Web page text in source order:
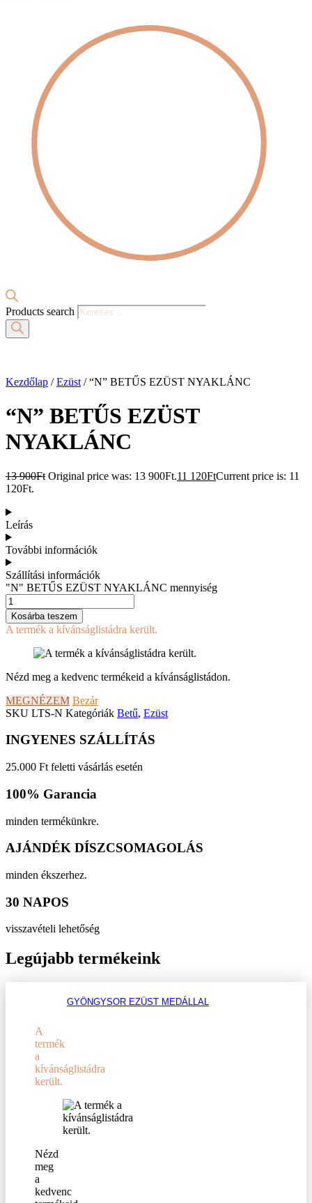
Products search
Kezdőlap /Ezüst / “N” BETŰS EZÜST NYAKLÁNC
“N” BETŰS EZÜST
NYAKLÁNC
13 900Ft Original price was: 13 900Ft.11 120FtCurrent price is: 11
120Ft.
Leírás
További információk
Szállítási információk
"N" BETŰS EZÜST NYAKLÁNC mennyiség
Kosárba teszem
A termék a kívánságlistádra került.
Nézd meg a kedvenc termékeid a kívánságlistádon.
MEGNÉZEM Bezár
SKU LTS-N Kategóriák Betű, Ezüst
INGYENES SZÁLLÍTÁS
25.000 Ft feletti vásárlás esetén
100% Garancia
minden termékünkre.
AJÁNDÉK DÍSZCSOMAGOLÁS
minden ékszerhez.
30 NAPOS
visszavételi lehetőség
Legújabb termékeink
GYÖNGYSOR EZÜST MEDÁLLAL
A
termék
a
kívánságlistádra
került.
Nézd
meg
a
kedvenc